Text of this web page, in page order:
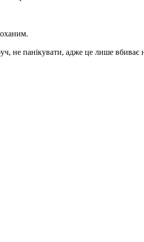
не панікувати, адже це лише вбиває